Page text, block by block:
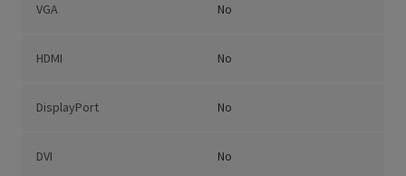
VGA No
HDMI No
DisplayPort No
DVI No